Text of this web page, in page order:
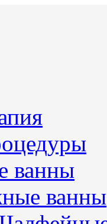
ванны
ванны